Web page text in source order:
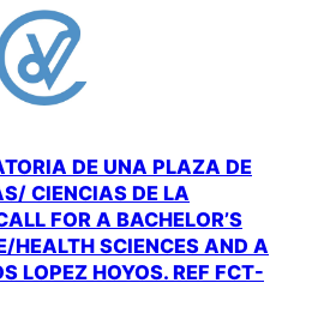
DE UNA PLAZA DE
CIENCIAS DE LA
FOR A BACHELOR’S
HEALTH SCIENCES AND A
LOPEZ HOYOS. REF FCT-